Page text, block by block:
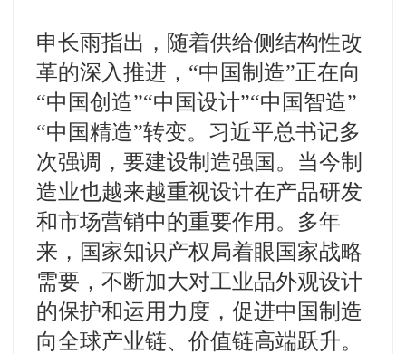
申长雨指出，随着供给侧结构性改
革的深入推进，“中国制造”正在向
“中国创造”“中国设计”“中国智造”
“中国精造”转变。习近平总书记多
次强调，要建设制造强国。当今制
造业也越来越重视设计在产品研发
和市场营销中的重要作用。多年
来，国家知识产权局着眼国家战略
需要，不断加大对工业品外观设计
的保护和运用力度，促进中国制造
向全球产业链、价值链高端跃升。